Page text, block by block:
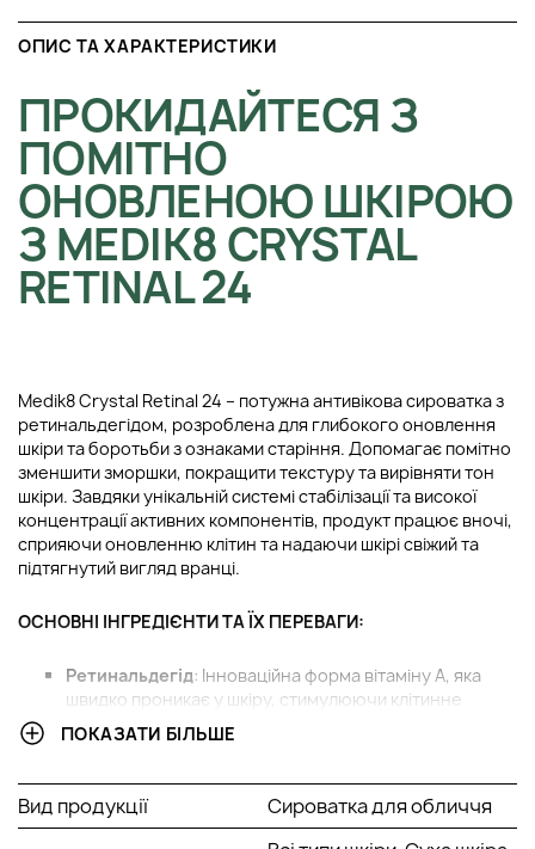
ОПИС ТА ХАРАКТЕРИСТИКИ
ПРОКИДАЙТЕСЯ З
ПОМІТНО
ОНОВЛЕНОЮ ШКІРОЮ
З MEDIK8 CRYSTAL
RETINAL 24
Medik8 Crystal Retinal 24 – потужна антивікова сироватка з
ретинальдегідом, розроблена для глибокого оновлення
шкіри та боротьби з ознаками старіння. Допомагає помітно
зменшити зморшки, покращити текстуру та вирівняти тон
шкіри. Завдяки унікальній системі стабілізації та високої
концентрації активних компонентів, продукт працює вночі,
сприяючи оновленню клітин та надаючи шкірі свіжий та
підтягнутий вигляд вранці.
ОСНОВНІ ІНГРЕДІЄНТИ ТА ЇХ ПЕРЕВАГИ:
Ретинальдегід: Інноваційна форма вітаміну А, яка
швидко проникає у шкіру, стимулюючи клітинне
оновлення та сприяючи зменшенню зморшок.
Ретинальдегід також покращує текстуру та
Гіалуронова кислота
: Потужний зволожувач, який
утримує вологу в шкірі, забезпечуючи тривале
зволоження, підвищуючи пружність і роблячи шкіру
ПОКАЗАТИ БІЛЬШЕ
Вид продукції Сироватка для обличчя